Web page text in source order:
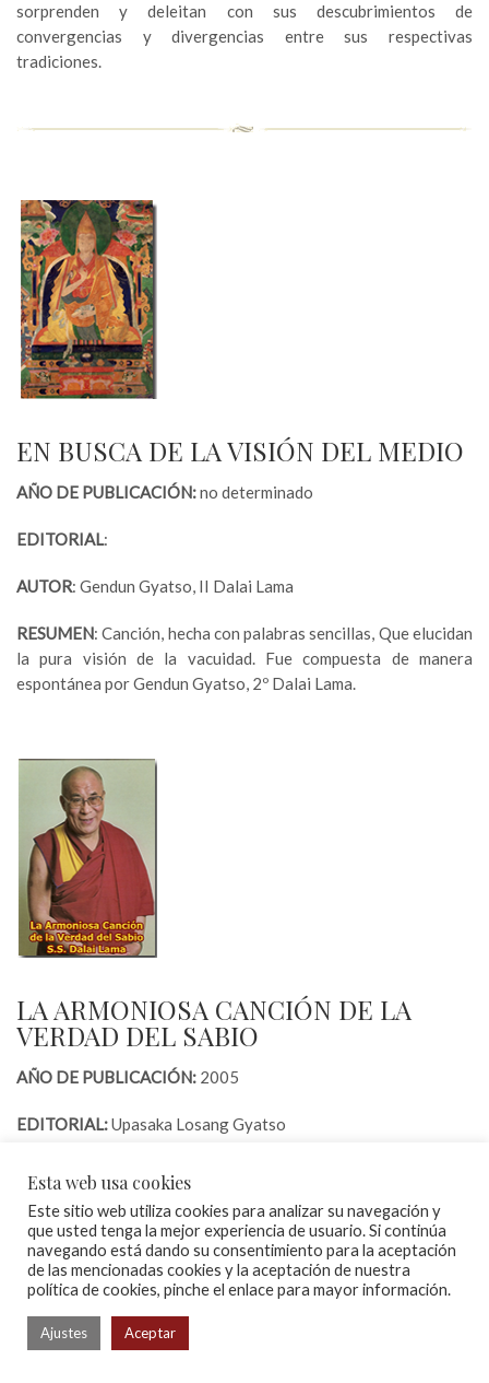
sorprenden y deleitan con sus descubrimientos de
convergencias y divergencias entre sus respectivas
tradiciones.
EN BUSCA DE LA VISIÓN DEL MEDIO
AÑO DE PUBLICACIÓN:no determinado
EDITORIAL:
AUTOR: Gendun Gyatso, II Dalai Lama
RESUMEN: Canción, hecha con palabras sencillas, Que elucidan
la pura visión de la vacuidad. Fue compuesta de manera
espontánea por Gendun Gyatso, 2º Dalai Lama.
LA ARMONIOSA CANCIÓN DE LA
VERDAD DEL SABIO
AÑO DE PUBLICACIÓN: 2005
EDITORIAL:Upasaka Losang Gyatso
XIVº Dalai Lama
RESUMEN:Esta es una oración de aspiración para que las
preciosas enseñanzas no sectarias del Buda permanezcan sin
declinar en la Tierra de las Nieves, y se difundan ampliamente
en esta edad final, como una gloriosa expresión del mérito de
los seres.
Esta web usa cookies
Este sitio web utiliza cookies para analizar su navegación y
que usted tenga la mejor experiencia de usuario. Si continúa
navegando está dando su consentimiento para la aceptación
de las mencionadas cookies y la aceptación de nuestra
política de cookies, pinche el enlace para mayor información.
Ajustes Aceptar